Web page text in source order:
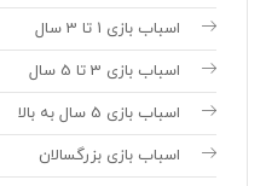
اسباب بازی 1 تا 3 سال
اسباب بازی 3 تا 5 سال
اسباب بازی 5 سال به بالا
اسباب بازی بزرگسالان